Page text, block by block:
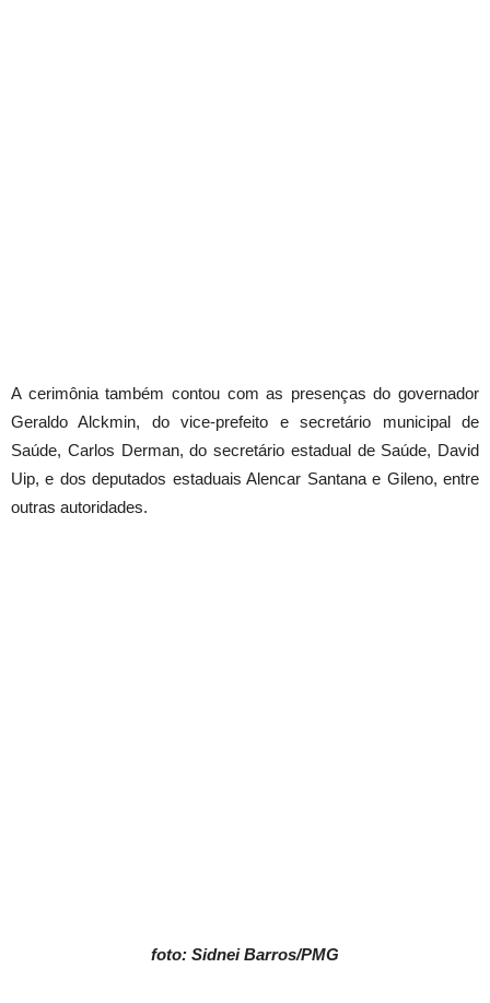
A cerimônia também contou com as presenças do governador
Geraldo Alckmin, do vice-prefeito e secretário municipal de
Saúde, Carlos Derman, do secretário estadual de Saúde, David
Uip, e dos deputados estaduais Alencar Santana e Gileno, entre
outras autoridades.
foto: Sidnei Barros/PMG